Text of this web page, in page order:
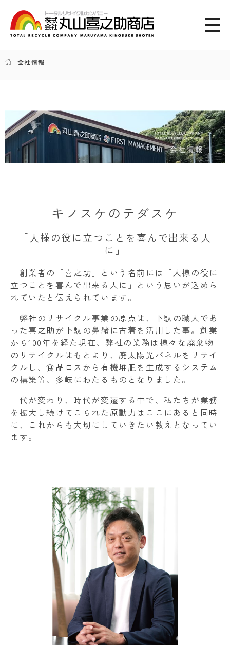
会社情報
キノスケのテダスケ
「人様の役に立つことを喜んで出来る人
に」
創業者の「喜之助」という名前には「人様の役に
立つことを喜んで出来る人に」という思いが込めら
れていたと伝えられています。
弊社のリサイクル事業の原点は、下駄の職人であ
った喜之助が下駄の鼻緒に古着を活用した事。創業
から100年を経た現在、弊社の業務は様々な廃棄物
のリサイクルはもとより、廃太陽光パネルをリサイ
クルし、食品ロスから有機堆肥を生成するシステム
の構築等、多岐にわたるものとなりました。
代が変わり、時代が変遷する中で、私たちが業務
を拡大し続けてこられた原動力はここにあると同時
に、これからも大切にしていきたい教えとなってい
ます。